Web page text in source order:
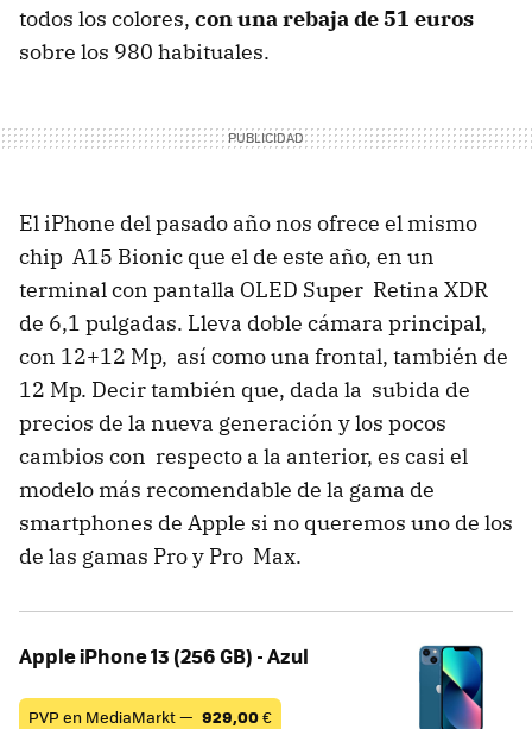
todos los colores, con una rebaja de 51 euros
sobre los 980 habituales.
El iPhone del pasado año nos ofrece el mismo
chip A15 Bionic que el de este año, en un
terminal con pantalla OLED Super Retina XDR
de 6,1 pulgadas. Lleva doble cámara principal,
con 12+12 Mp, así como una frontal, también de
12 Mp. Decir también que, dada la subida de
precios de la nueva generación y los pocos
cambios con respecto a la anterior, es casi el
modelo más recomendable de la gama de
smartphones de Apple si no queremos uno de los
de las gamas Pro y Pro Max.
Apple iPhone 13 (256 GB) - Azul
PVP en MediaMarkt — 929,00€